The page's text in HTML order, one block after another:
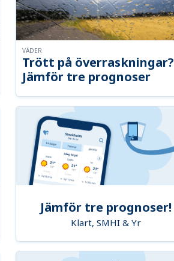
Trött på överraskningar?
Jämför tre prognoser
VÄDER
Jämför tre prognoser!
Klart, SMHI & Yr